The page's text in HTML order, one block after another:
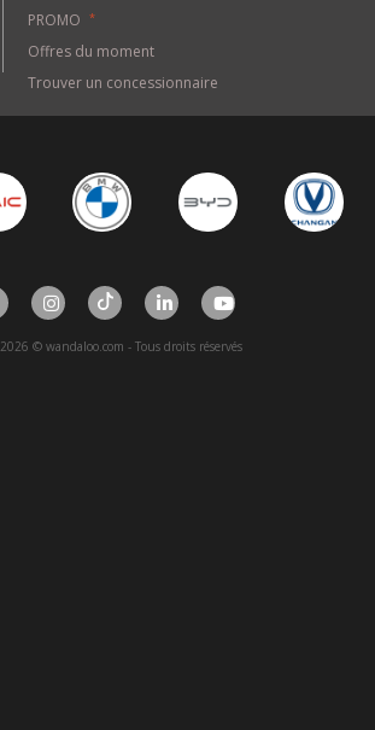
PROMO
*
Offres du moment
Trouver un concessionnaire
© wandaloo.com - Tous droits réservés